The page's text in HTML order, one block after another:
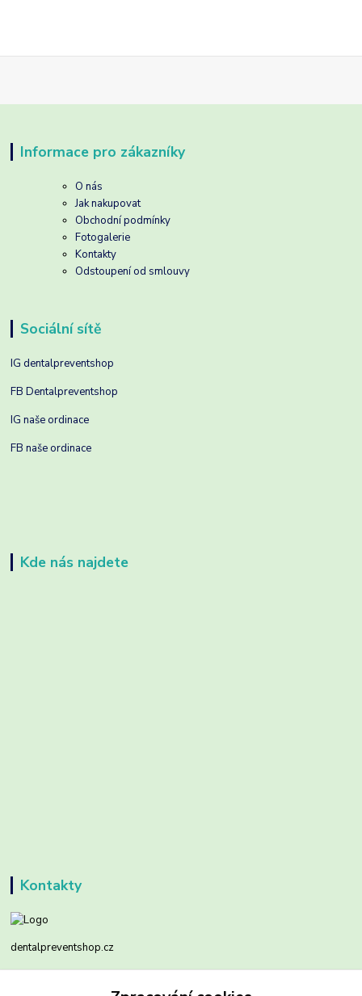
Informace pro zákazníky
O nás
Jak nakupovat
Obchodní podmínky
Fotogalerie
Kontakty
Odstoupení od smlouvy
Sociální sítě
IG dentalpreventshop
FB Dentalpreventshop
IG naše ordinace
FB naše ordinace
Kde nás najdete
Kontakty
dentalpreventshop.cz